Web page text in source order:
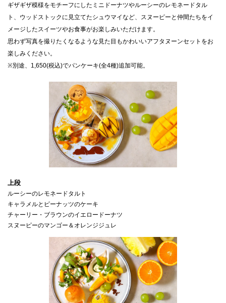
ギザギザ模様をモチーフにしたミニドーナツやルーシーのレモネードタル
ト、ウッドストックに見立てたシュウマイなど、スヌーピーと仲間たちをイ
メージしたスイーツやお食事がお楽しみいただけます。
思わず写真を撮りたくなるような見た目もかわいいアフタヌーンセットをお
楽しみください。
※別途、1,650(税込)でパンケーキ(全4種)追加可能。
ルーシーのレモネードタルト
キャラメルとピーナッツのケーキ
チャーリー・ブラウンのイエロードーナツ
スヌーピーのマンゴー＆オレンジジュレ